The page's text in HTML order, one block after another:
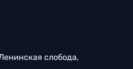
слобода,